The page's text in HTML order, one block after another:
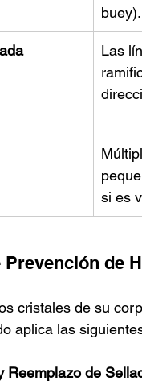
buey).
Las
si es
de
cristales de su
aplica las
Reemplazo de